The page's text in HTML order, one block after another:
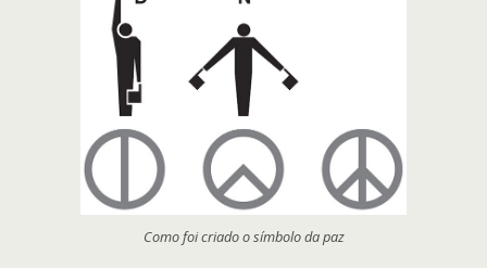
Como foi criado o símbolo da paz